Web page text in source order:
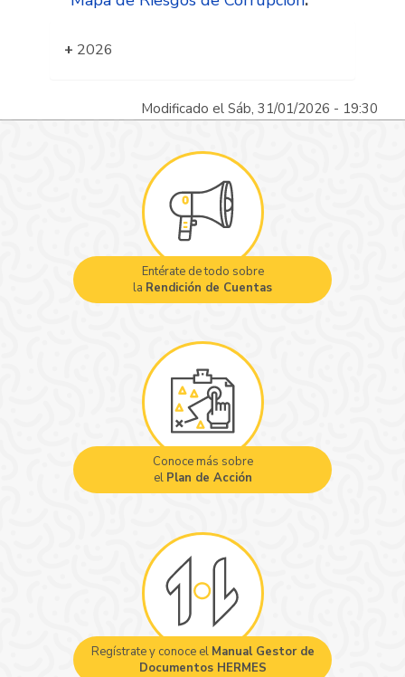
2026
Modificado el Sáb, 31/01/2026 - 19:30
Entérate de todo sobre
la Rendición de Cuentas
Conoce más sobre
el Plan de Acción
Regístrate y conoce el Manual Gestor de
Documentos HERMES